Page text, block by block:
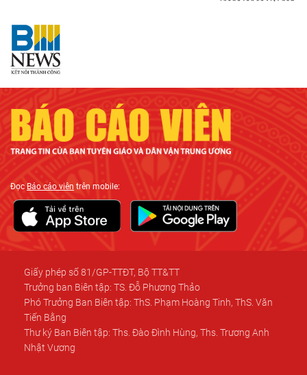
ĐọcBáo cáo viên trên mobile:
Giấy phép số 81/GP-TTĐT, Bộ TT&TT
Trưởng ban Biên tập: TS. Đỗ Phương Thảo
Phó Trưởng Ban Biên tập: ThS. Phạm Hoàng Tinh, ThS. Văn
Tiến Bằng
Thư ký Ban Biên tập: Ths. Đào Đình Hùng, Ths. Trương Anh
Nhật Vương